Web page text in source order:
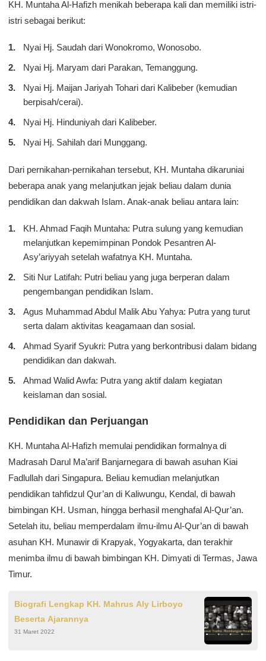
KH. Muntaha Al-Hafizh menikah beberapa kali dan memiliki istri-
istri sebagai berikut:
Nyai Hj. Saudah dari Wonokromo, Wonosobo.
Nyai Hj. Maryam dari Parakan, Temanggung.
Nyai Hj. Maijan Jariyah Tohari dari Kalibeber (kemudian
berpisah/cerai).
Nyai Hj. Hinduniyah dari Kalibeber.
Nyai Hj. Sahilah dari Munggang.
Dari pernikahan-pernikahan tersebut, KH. Muntaha dikaruniai
beberapa anak yang melanjutkan jejak beliau dalam dunia
pendidikan dan dakwah Islam. Anak-anak beliau antara lain:
KH. Ahmad Faqih Muntaha: Putra sulung yang kemudian
melanjutkan kepemimpinan Pondok Pesantren Al-
Asy’ariyyah setelah wafatnya KH. Muntaha.
Siti Nur Latifah: Putri beliau yang juga berperan dalam
pengembangan pendidikan Islam.
Agus Muhammad Abdul Malik Abu Yahya: Putra yang turut
serta dalam aktivitas keagamaan dan sosial.
Ahmad Syarif Syukri: Putra yang berkontribusi dalam bidang
pendidikan dan dakwah.
Ahmad Walid Awfa: Putra yang aktif dalam kegiatan
keislaman dan sosial.
Pendidikan dan Perjuangan
KH. Muntaha Al-Hafizh memulai pendidikan formalnya di
Madrasah Darul Ma’arif Banjarnegara di bawah asuhan Kiai
Fadlullah dari Singapura. Beliau kemudian melanjutkan
pendidikan tahfidzul Qur’an di Kaliwungu, Kendal, di bawah
bimbingan KH. Usman, hingga berhasil menghafal Al-Qur’an.
Setelah itu, beliau memperdalam ilmu-ilmu Al-Qur’an di bawah
asuhan KH. Munawir di Krapyak, Yogyakarta, dan terakhir
menimba ilmu di bawah bimbingan KH. Dimyati di Termas, Jawa
Timur.
Biografi Lengkap KH. Mahrus Aly Lirboyo
Beserta Ajarannya
31 Maret 2022